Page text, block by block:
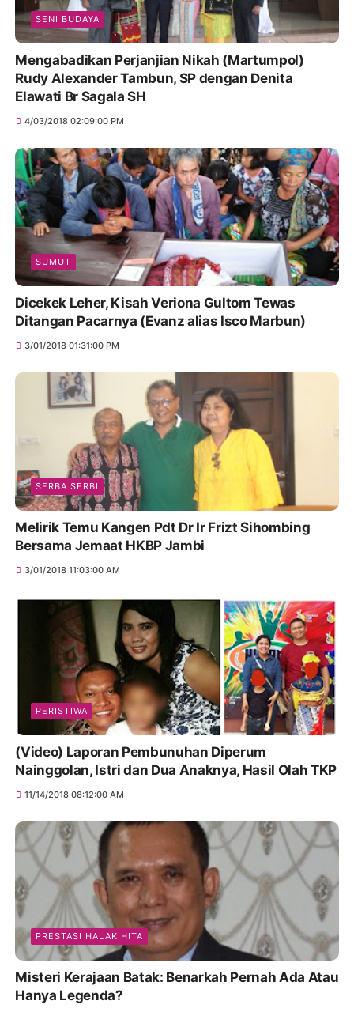
SENI BUDAYA
Mengabadikan Perjanjian Nikah (Martumpol)
Rudy Alexander Tambun, SP dengan Denita
Elawati Br Sagala SH
4/03/2018 02:09:00 PM
SUMUT
Dicekek Leher, Kisah Veriona Gultom Tewas
Ditangan Pacarnya (Evanz alias Isco Marbun)
3/01/2018 01:31:00 PM
SERBA SERBI
Melirik Temu Kangen Pdt Dr Ir Frizt Sihombing
Bersama Jemaat HKBP Jambi
3/01/2018 11:03:00 AM
PERISTIWA
(Video) Laporan Pembunuhan Diperum
Nainggolan, Istri dan Dua Anaknya, Hasil Olah TKP
11/14/2018 08:12:00 AM
PRESTASI HALAK HITA
Misteri Kerajaan Batak: Benarkah Pernah Ada Atau
Hanya Legenda?